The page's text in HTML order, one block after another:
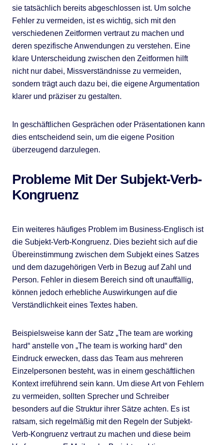
sie tatsächlich bereits abgeschlossen ist. Um solche
Fehler zu vermeiden, ist es wichtig, sich mit den
verschiedenen Zeitformen vertraut zu machen und
deren spezifische Anwendungen zu verstehen. Eine
klare Unterscheidung zwischen den Zeitformen hilft
nicht nur dabei, Missverständnisse zu vermeiden,
sondern trägt auch dazu bei, die eigene Argumentation
klarer und präziser zu gestalten.
In geschäftlichen Gesprächen oder Präsentationen kann
dies entscheidend sein, um die eigene Position
überzeugend darzulegen.
Probleme Mit Der Subjekt-Verb-
Kongruenz
Ein weiteres häufiges Problem im Business-Englisch ist
die Subjekt-Verb-Kongruenz. Dies bezieht sich auf die
Übereinstimmung zwischen dem Subjekt eines Satzes
und dem dazugehörigen Verb in Bezug auf Zahl und
Person. Fehler in diesem Bereich sind oft unauffällig,
können jedoch erhebliche Auswirkungen auf die
Verständlichkeit eines Textes haben.
Beispielsweise kann der Satz „The team are working
hard“ anstelle von „The team is working hard“ den
Eindruck erwecken, dass das Team aus mehreren
Einzelpersonen besteht, was in einem geschäftlichen
Kontext irreführend sein kann. Um diese Art von Fehlern
zu vermeiden, sollten Sprecher und Schreiber
besonders auf die Struktur ihrer Sätze achten. Es ist
ratsam, sich regelmäßig mit den Regeln der Subjekt-
Verb-Kongruenz vertraut zu machen und diese beim